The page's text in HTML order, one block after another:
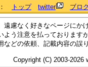
： トップ twitter ブロ
遠慮なく好きなページに
よう注意を払っております
などの依頼、記載内容の誤
Copyright (C) 2003-2026